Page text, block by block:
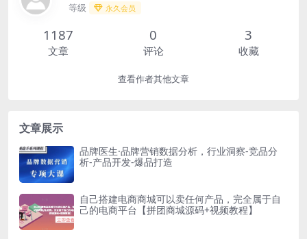
等级 永久会员
1187
文章
0
评论
3
收藏
查看作者其他文章
文章展示
品牌医生·品牌营销数据分析，行业洞察-竞品分
析-产品开发-爆品打造
自己搭建电商商城可以卖任何产品，完全属于自
己的电商平台【拼团商城源码+视频教程】